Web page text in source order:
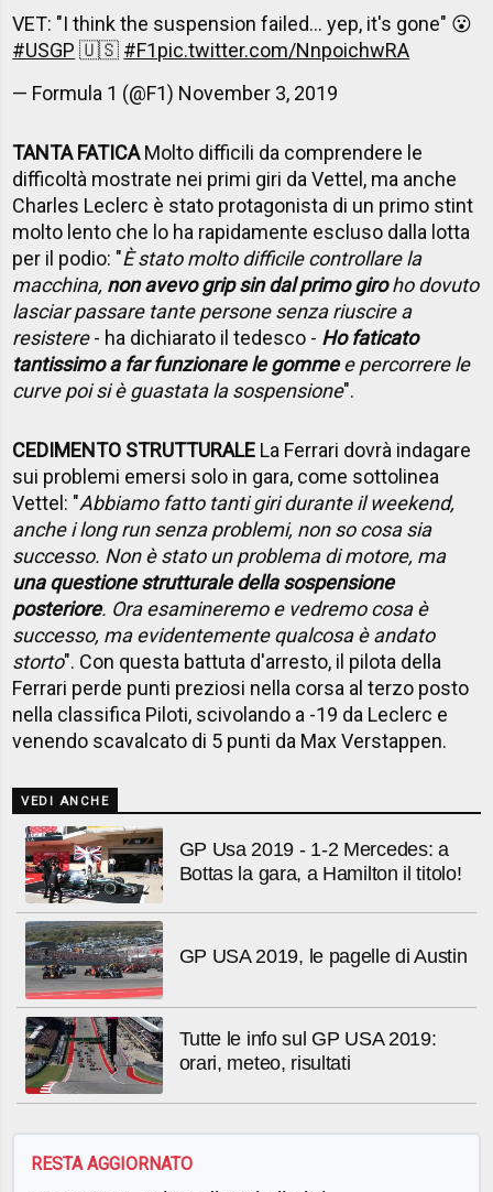
VET: "I think the suspension failed... yep, it's gone" 😮
#USGP 🇺🇸 #F1pic.twitter.com/NnpoichwRA
— Formula 1 (@F1) November 3, 2019
TANTA FATICAMolto difficili da comprendere le
difficoltà mostrate nei primi giri da Vettel, ma anche
Charles Leclerc è stato protagonista di un primo stint
molto lento che lo ha rapidamente escluso dalla lotta
per il podio: "È stato molto difficile controllare la
macchina, non avevo grip sin dal primo giroho dovuto
lasciar passare tante persone senza riuscire a
resistere- ha dichiarato il tedesco - Ho faticato
tantissimo a far funzionare le gommee percorrere le
curve poi si è guastata la sospensione".
CEDIMENTO STRUTTURALE La Ferrari dovrà indagare
sui problemi emersi solo in gara, come sottolinea
Vettel: "Abbiamo fatto tanti giri durante il weekend,
anche i long run senza problemi, non so cosa sia
successo. Non è stato un problema di motore, ma
una questione strutturale della sospensione
posteriore. Ora esamineremo e vedremo cosa è
successo, ma evidentemente qualcosa è andato
storto". Con questa battuta d'arresto, il pilota della
Ferrari perde punti preziosi nella corsa al terzo posto
nella classifica Piloti, scivolando a -19 da Leclerc e
venendo scavalcato di 5 punti da Max Verstappen.
VEDI ANCHE
GP Usa 2019 - 1-2 Mercedes: a
Bottas la gara, a Hamilton il titolo!
GP USA 2019, le pagelle di Austin
Tutte le info sul GP USA 2019:
orari, meteo, risultati
RESTA AGGIORNATO